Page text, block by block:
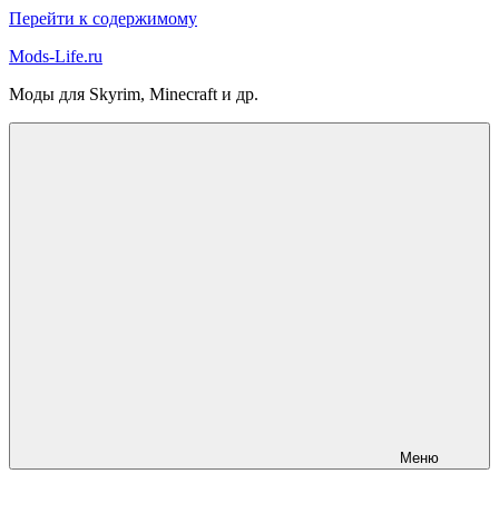
Перейти к содержимому
Mods-Life.ru
Моды для Skyrim, Minecraft и др.
Меню